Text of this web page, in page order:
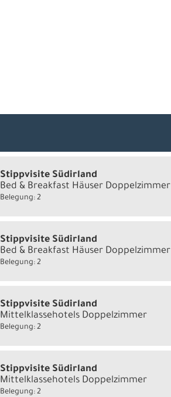
Stippvisite Südirland
Bed & Breakfast Häuser Doppelzimmer
Belegung: 2
Stippvisite Südirland
Bed & Breakfast Häuser Doppelzimmer
Belegung: 2
Stippvisite Südirland
Mittelklassehotels Doppelzimmer
Belegung: 2
Stippvisite Südirland
Mittelklassehotels Doppelzimmer
Belegung: 2